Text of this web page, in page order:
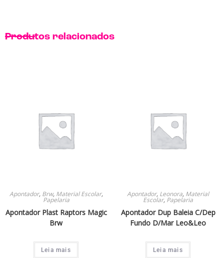
Produtos relacionados
Apontador, Brw, Material Escolar,
Papelaria
Apontador Plast Raptors Magic
Brw
Leia mais
Apontador, Leonora, Material
Escolar, Papelaria
Apontador Dup Baleia C/Dep
Fundo D/Mar Leo&Leo
Leia mais